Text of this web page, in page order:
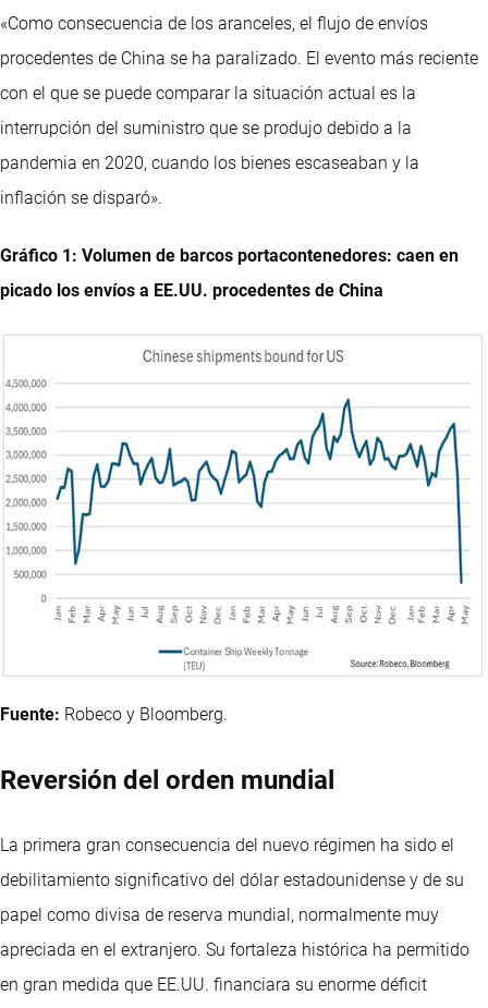
«Como consecuencia de los aranceles, el flujo de envíos
procedentes de China se ha paralizado. El evento más reciente
con el que se puede comparar la situación actual es la
interrupción del suministro que se produjo debido a la
pandemia en 2020, cuando los bienes escaseaban y la
inflación se disparó».
Gráfico 1: Volumen de barcos portacontenedores: caen en
picado los envíos a EE.UU. procedentes de China
Fuente: Robeco y Bloomberg.
Reversión del orden mundial
La primera gran consecuencia del nuevo régimen ha sido el
debilitamiento significativo del dólar estadounidense y de su
papel como divisa de reserva mundial, normalmente muy
apreciada en el extranjero. Su fortaleza histórica ha permitido
en gran medida que EE.UU. financiara su enorme déficit